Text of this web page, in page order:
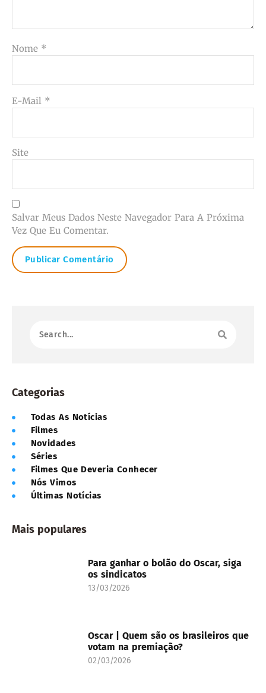
Nome *
E-Mail *
Site
Salvar Meus Dados Neste Navegador Para A Próxima
Vez Que Eu Comentar.
Categorias
Todas As Notícias
Filmes
Novidades
Séries
Filmes Que Deveria Conhecer
Nós Vimos
Últimas Notícias
Mais populares
Para ganhar o bolão do Oscar, siga
os sindicatos
13/03/2026
Oscar | Quem são os brasileiros que
votam na premiação?
02/03/2026